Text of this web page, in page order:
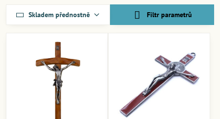
Skladem přednostně Filtr parametrů